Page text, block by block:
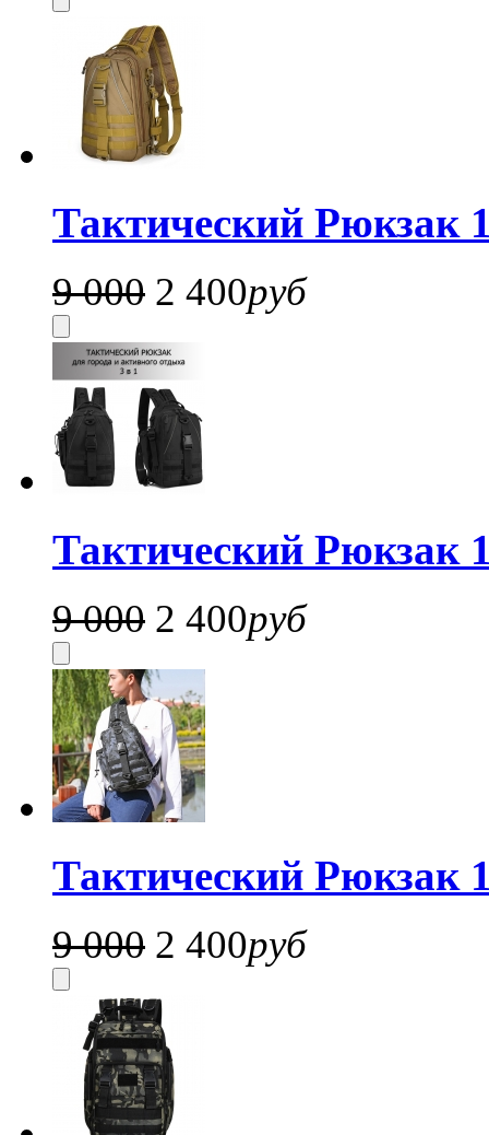
Тактический Рюкзак
9 000 2 400руб
Тактический Рюкзак
9 000 2 400руб
Тактический Рюкзак
9 000 2 400руб